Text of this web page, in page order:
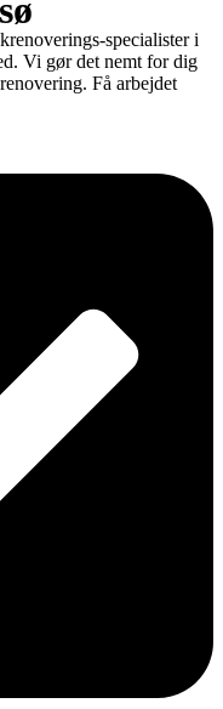
specialister i
Vi gør det nemt for dig
Få arbejdet